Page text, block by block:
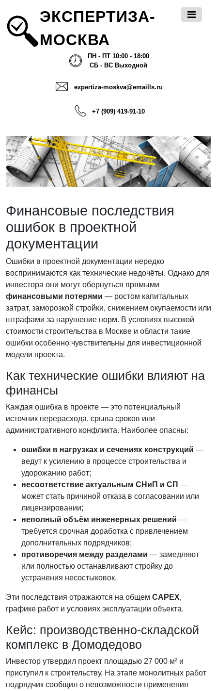
ЭКСПЕРТИЗА-
МОСКВА
ПН - ПТ 10:00 - 18:00
СБ - ВС Выходной
expertiza-moskva@emaills.ru
+7 (909) 419-91-10
Финансовые последствия
ошибок в проектной
документации
Ошибки в проектной документации нередко
воспринимаются как технические недочёты. Однако для
инвестора они могут обернуться прямыми
финансовыми потерями — ростом капитальных
затрат, заморозкой стройки, снижением окупаемости или
штрафами за нарушение норм. В условиях высокой
стоимости строительства в Москве и области такие
ошибки особенно чувствительны для инвестиционной
модели проекта.
Как технические ошибки влияют на
финансы
Каждая ошибка в проекте — это потенциальный
источник перерасхода, срыва сроков или
административного конфликта. Наиболее опасны:
ошибки в нагрузках и сечениях конструкций —
ведут к усилению в процессе строительства и
удорожанию работ;
несоответствие актуальным СНиП и СП —
может стать причиной отказа в согласовании или
лицензировании;
неполный объём инженерных решений —
требуется срочная доработка с привлечением
дополнительных подрядчиков;
противоречия между разделами — замедляют
или полностью останавливают стройку до
устранения несостыковок.
Эти последствия отражаются на общем CAPEX,
графике работ и условиях эксплуатации объекта.
Кейс: производственно-складской
комплекс в Домодедово
Инвестор утвердил проект площадью 27 000 м² и
приступил к строительству. На этапе монолитных работ
подрядчик сообщил о невозможности применения